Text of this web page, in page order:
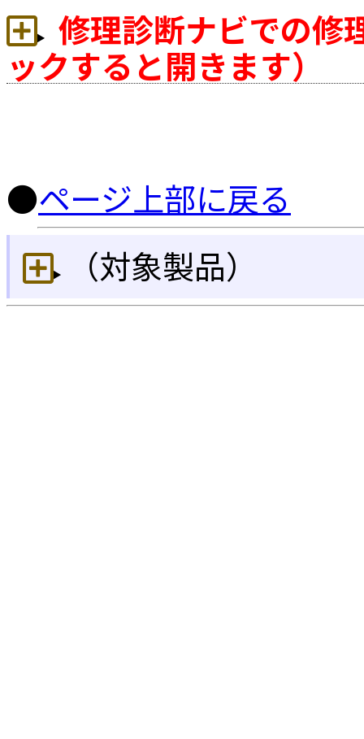
修理診断ナビでの修
ックすると開きます）
●ページ上部に戻る
（対象製品）